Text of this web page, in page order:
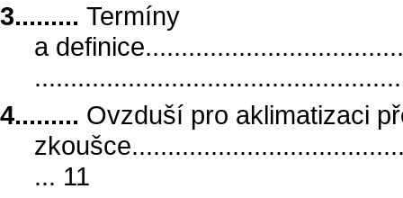
3......... Termíny
a
4......... Ovzduší pro aklimatizaci
... 11